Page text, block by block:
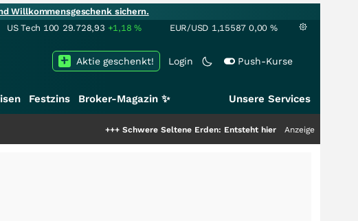
Willkommensgeschenk sichern.
US Tech 100 29.728,93 +1,18% EUR/USD 1,15587 0,00 %
Login Push-Kurse
Aktie geschenkt!
Festzins Broker-Magazin ✨ Unsere Services
Schwere Seltene Erden: Entsteht hier die nächste Milliardenstory?
Anzeige